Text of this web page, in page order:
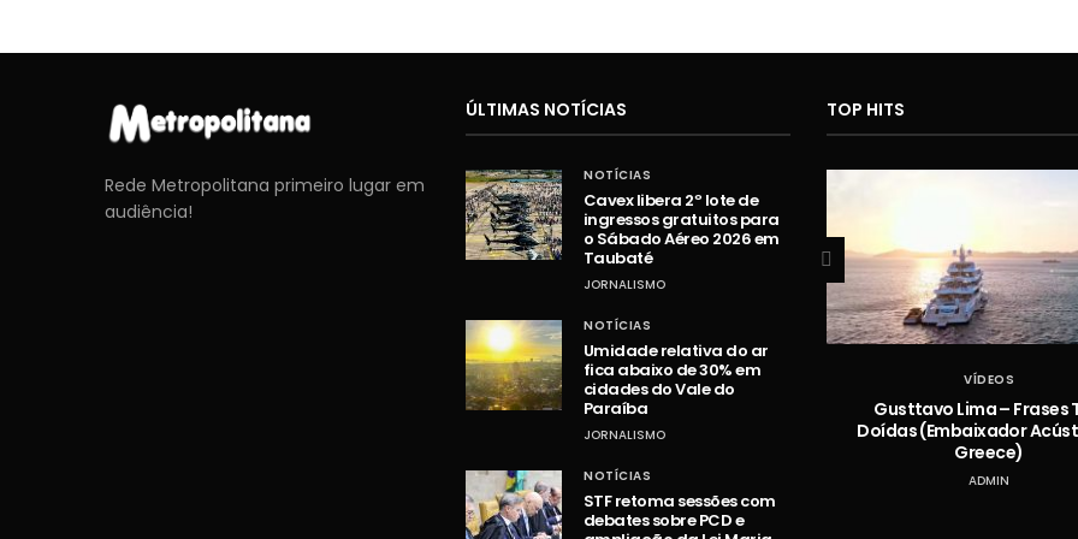
Rede Metropolitana primeiro lugar em
audiência!
ÚLTIMAS NOTÍCIAS
NOTÍCIAS
Cavex libera 2º lote de
ingressos gratuitos para
o Sábado Aéreo 2026 em
Taubaté
JORNALISMO
NOTÍCIAS
Umidade relativa do ar
fica abaixo de 30% em
cidades do Vale do
Paraíba
JORNALISMO
NOTÍCIAS
STF retoma sessões com
debates sobre PCD e
TOP HITS
VÍDEOS
Hugo e Guilherme – Vazou na
Braquiara
VÍDEOS
Gusttavo Lima – Frases
Doídas (Embaixador
Greece)
ADMIN